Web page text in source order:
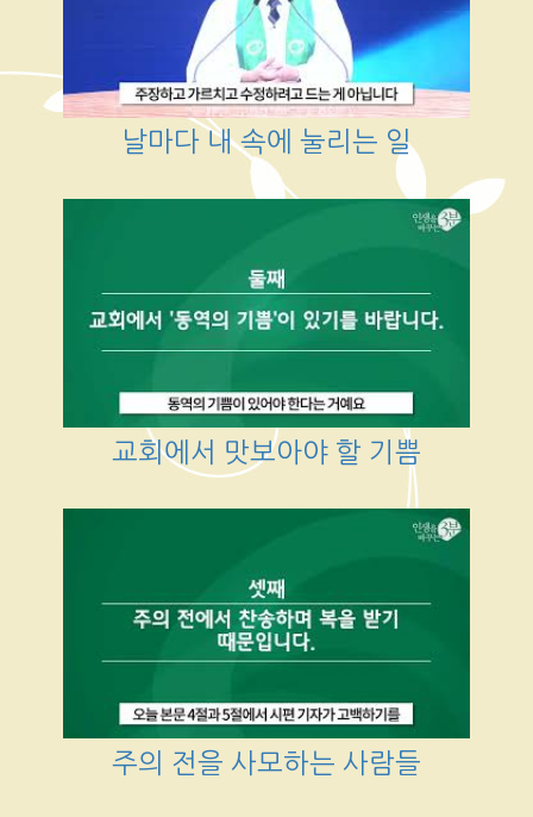
날마다 내 속에 눌리는 일
교회에서 맛보아야 할 기쁨
주의 전을 사모하는 사람들